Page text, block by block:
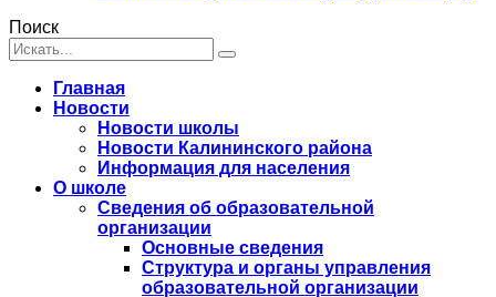
Поиск
Главная
Новости
Новости школы
Новости Калининского района
Информация для населения
О школе
Сведения об образовательной
организации
Основные сведения
Структура и органы управления
образовательной организации